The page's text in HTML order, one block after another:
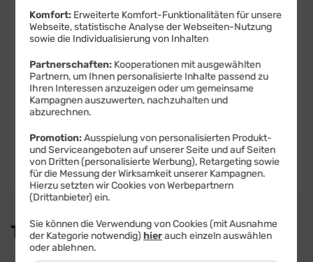
Farbe -Blau
Speicher -128 GB
128 GB 256 GB
Verfügbarkeit -Sofort lieferbar
Auf Wunsch Handyversicherung ab 3,99 €
Tarif auswählen:
Komfort: Erweiterte Komfort-Funktionalitäten für unsere
Webseite, statistische Analyse der Webseiten-Nutzung
sowie die Individualisierung von Inhalten
Partnerschaften: Kooperationen mit ausgewählten
Partnern, um Ihnen personalisierte Inhalte passend zu
Ihren Interessen anzuzeigen oder um gemeinsame
Kampagnen auszuwerten, nachzuhalten und
abzurechnen.
Promotion:Ausspielung von personalisierten Produkt-
und Serviceangeboten auf unserer Seite und auf Seiten
von Dritten (personalisierte Werbung), Retargeting sowie
für die Messung der Wirksamkeit unserer Kampagnen.
Hierzu setzten wir Cookies von Werbepartnern
(Drittanbieter) ein.
Sie können die Verwendung von Cookies (mit Ausnahme
der Kategorie notwendig) hierauch einzeln auswählen
oder ablehnen.